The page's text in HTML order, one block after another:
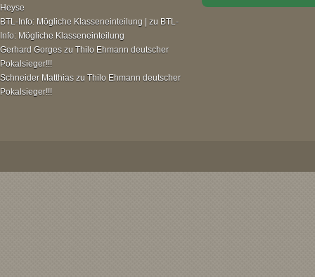
Heyse
BTL-Info: Mögliche Klasseneinteilung |
zu BTL-
Info: Mögliche Klasseneinteilung
Gerhard Gorges zu Thilo Ehmann deutscher
Pokalsieger!!!
Schneider Matthias zu Thilo Ehmann deutscher
Pokalsieger!!!